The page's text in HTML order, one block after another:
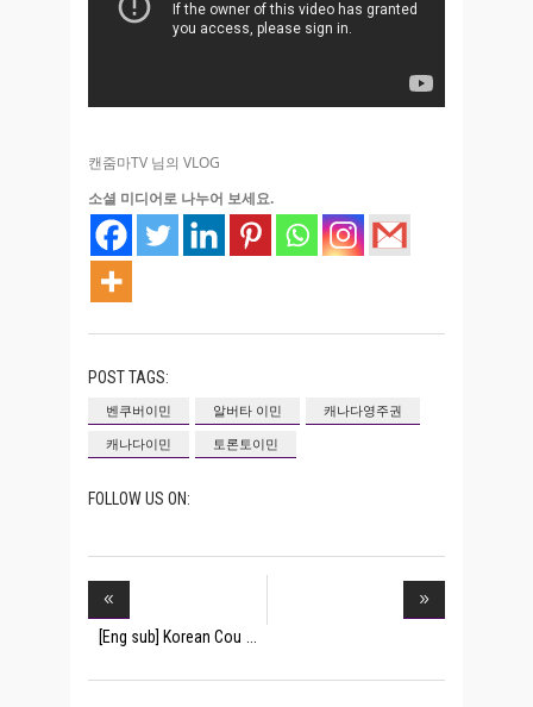
캔줌마TV 님의 VLOG
소셜 미디어로 나누어 보세요.
POST TAGS:
벤쿠버이민 알버타 이민
캐나다영주권
캐나다이민
토론토이민
FOLLOW US ON:
[Eng sub] Korean Cou